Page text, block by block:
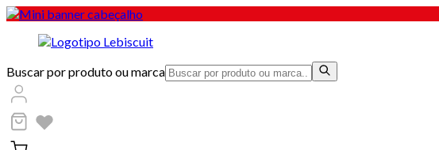
Buscar por produto ou marca